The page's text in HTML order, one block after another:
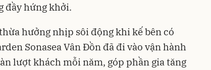
đầy hứng khởi.
hưởng nhịp sôi động khi kế bên có
Sonasea Vân Đồn đã đi vào vận hành
lượt khách mỗi năm, góp phần gia tăng